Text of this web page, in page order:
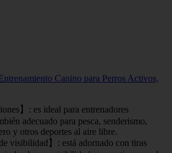
Canino para Perros Activos,
】: es ideal para entrenadores
adecuado para pesca, senderismo,
y otros deportes al aire libre.
visibilidad】: está adornado con tiras